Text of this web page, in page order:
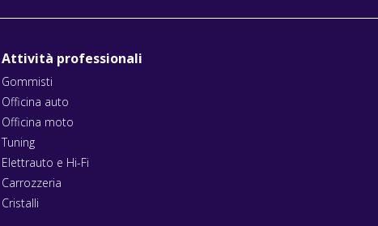
Attività professionali
Gommisti
Officina auto
Officina moto
Tuning
Elettrauto e Hi-Fi
Carrozzeria
Cristalli